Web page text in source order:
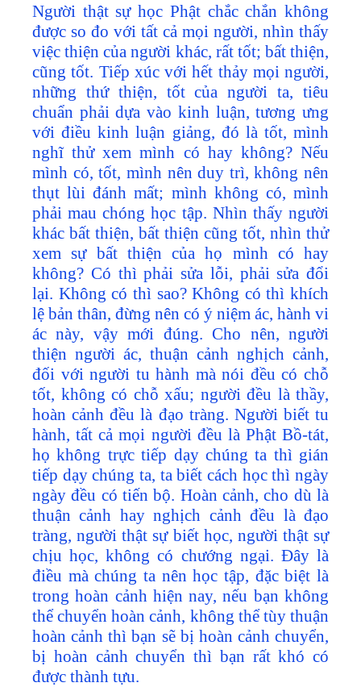
Người thật sự học Phật chắc chắn không
được so đo với tất cả mọi người, nhìn thấy
việc thiện của người khác, rất tốt; bất thiện,
cũng tốt. Tiếp xúc với hết thảy mọi người,
những thứ thiện, tốt của người ta, tiêu
chuẩn phải dựa vào kinh luận, tương ưng
với điều kinh luận giảng, đó là tốt, mình
nghĩ thử xem mình có hay không? Nếu
mình có, tốt, mình nên duy trì, không nên
thụt lùi đánh mất; mình không có, mình
phải mau chóng học tập. Nhìn thấy người
khác bất thiện, bất thiện cũng tốt, nhìn thử
xem sự bất thiện của họ mình có hay
không? Có thì phải sửa lỗi, phải sửa đổi
lại. Không có thì sao? Không có thì khích
lệ bản thân, đừng nên có ý niệm ác, hành vi
ác này, vậy mới đúng. Cho nên, người
thiện người ác, thuận cảnh nghịch cảnh,
đối với người tu hành mà nói đều có chỗ
tốt, không có chỗ xấu; người đều là thầy,
hoàn cảnh đều là đạo tràng. Người biết tu
hành, tất cả mọi người đều là Phật Bồ-tát,
họ không trực tiếp dạy chúng ta thì gián
tiếp dạy chúng ta, ta biết cách học thì ngày
ngày đều có tiến bộ. Hoàn cảnh, cho dù là
thuận cảnh hay nghịch cảnh đều là đạo
tràng, người thật sự biết học, người thật sự
chịu học, không có chướng ngại. Đây là
điều mà chúng ta nên học tập, đặc biệt là
trong hoàn cảnh hiện nay, nếu bạn không
thể chuyển hoàn cảnh, không thể tùy thuận
hoàn cảnh thì bạn sẽ bị hoàn cảnh chuyển,
bị hoàn cảnh chuyển thì bạn rất khó có
được thành tựu.